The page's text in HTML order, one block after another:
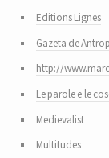
Editions Lignes
Gazeta de
http://
Le parole e le
Medievalist
Multitudes